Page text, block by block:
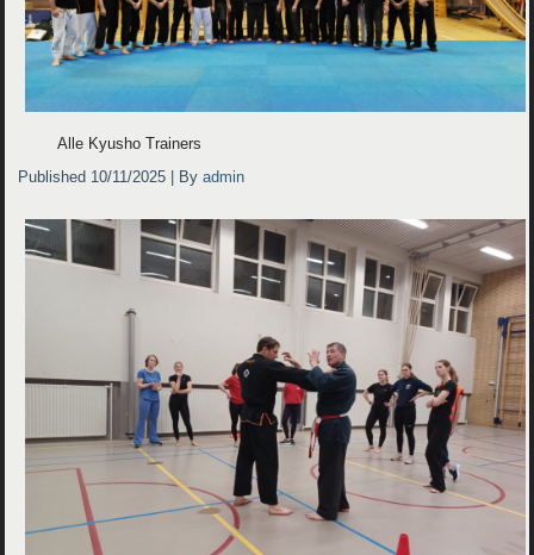
Alle Kyusho Trainers
Published 10/11/2025 By admin